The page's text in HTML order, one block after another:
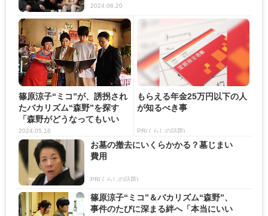
2024.06.20
篠原涼子“ミコ”が、誘拐され
たバカリズム“森野”を探す
「森野がどうなってもいい
の...
2024.05.16
もらえる年金25万円以下の人
が知るべき事
PR(くらしの話題)
お墓の撤去にいくらかかる？墓じまい
費用
PR(くらしの話題)
篠原涼子“ミコ”＆バカリズム“森野”、
事件のたびに深まる絆へ「本当にいい